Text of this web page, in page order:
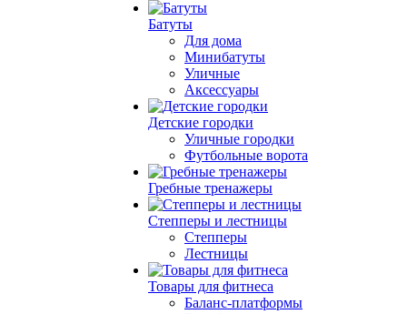
Батуты
Для дома
Минибатуты
Уличные
Аксессуары
Детские городки
Уличные городки
Футбольные ворота
Гребные тренажеры
Степперы и лестницы
Степперы
Лестницы
Товары для фитнеса
Баланс-платформы